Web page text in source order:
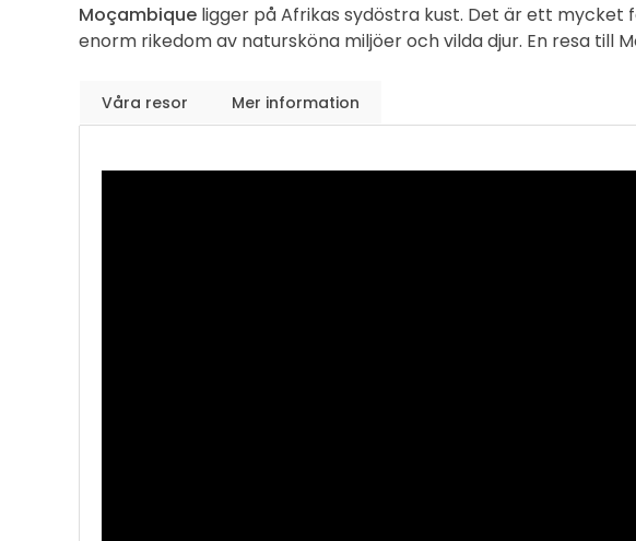
Moçambique ligger på Afrikas sydöstra kust. Det är ett mycket
enorm rikedom av natursköna miljöer och vilda djur. En resa till
Våra resor Mer information